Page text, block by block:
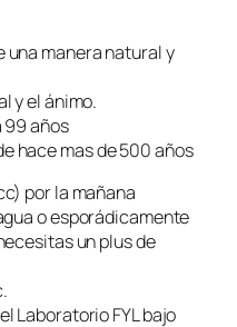
una manera natural y
y el ánimo.
99 años
hace mas de 500 años
por la mañana
o esporádicamente
un plus de
Laboratorio FYL bajo